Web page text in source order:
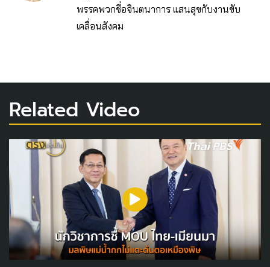
พรรคพวกชื่อจินตนาการ แสนสุขกับงานขับ
เคลื่อนสังคม
Related Video